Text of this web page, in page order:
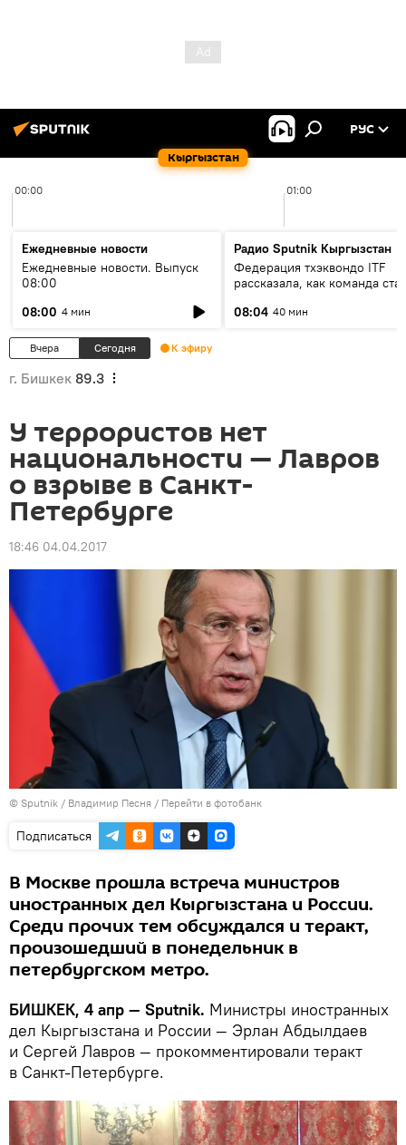
Кыргызстан
РУС
00:00 01:00
Ежедневные новости
Ежедневные новости. Выпуск
08:00
08:00 4 мин
Радио Sputnik Кыргызстан
Федерация тхэквондо ITF
рассказала, как команда
08:04 40 мин
Вчера Сегодня К эфиру
г. Бишкек 89.3
У террористов нет
национальности — Лавров
о взрыве в Санкт-
Петербурге
18:46 04.04.2017
© Sputnik / Владимир Песня / Перейти в фотобанк
Подписаться
В Москве прошла встреча министров
иностранных дел Кыргызстана и России.
Среди прочих тем обсуждался и теракт,
произошедший в понедельник в
петербургском метро.
БИШКЕК, 4 апр — Sputnik. Министры иностранных
дел Кыргызстана и России — Эрлан Абдылдаев
и Сергей Лавров — прокомментировали теракт
в Санкт-Петербурге.